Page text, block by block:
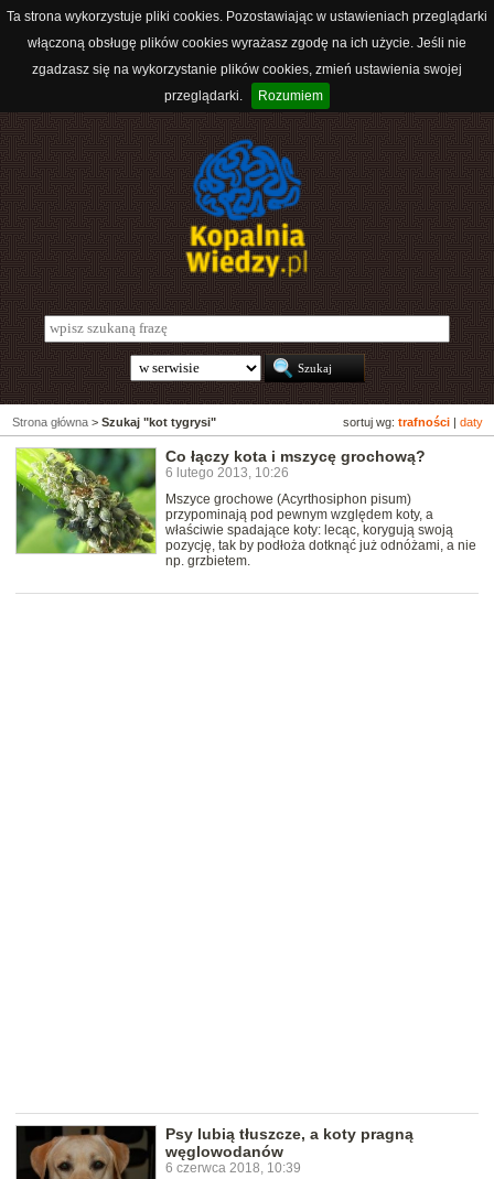
Ta strona wykorzystuje pliki cookies. Pozostawiając w ustawieniach przeglądarki
włączoną obsługę plików cookies wyrażasz zgodę na ich użycie. Jeśli nie
zgadzasz się na wykorzystanie plików cookies, zmień ustawienia swojej
przeglądarki.
Rozumiem
sortuj wg: trafności daty
Strona główna > Szukaj "kot tygrysi"
Co łączy kota i mszycę grochową?
6 lutego 2013, 10:26
Mszyce grochowe (Acyrthosiphon pisum)
przypominają pod pewnym względem koty, a
właściwie spadające koty: lecąc, korygują swoją
pozycję, tak by podłoża dotknąć już odnóżami, a nie
np. grzbietem.
Psy lubią tłuszcze, a koty pragną
węglowodanów
6 czerwca 2018, 10:39